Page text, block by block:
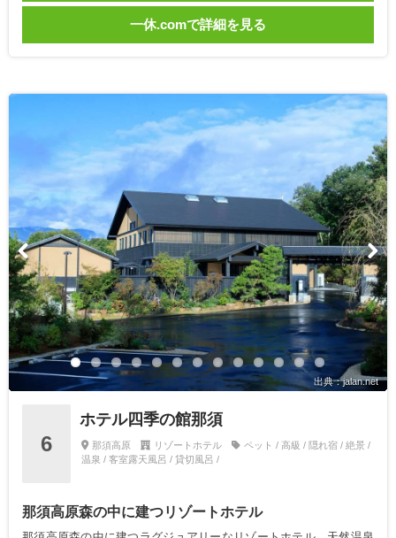
一休.comで詳細を見る
出典：jalan.net
6
ホテル四季の館那須
那須高原 リゾートホテル
ペット / 高級 / 隠れ宿 / 絶景 /
温泉 / 客室露天風呂 / 貸切風呂 /
那須高原森の中に建つリゾートホテル